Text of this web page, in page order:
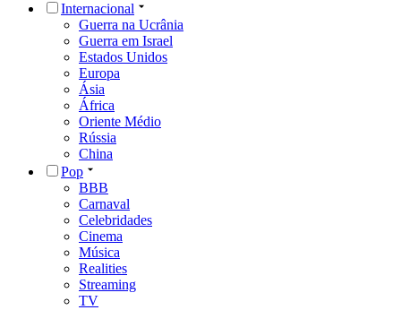
Internacional
Guerra na Ucrânia
Guerra em Israel
Estados Unidos
Europa
Ásia
África
Oriente Médio
Rússia
China
Pop
BBB
Carnaval
Celebridades
Cinema
Música
Realities
Streaming
TV